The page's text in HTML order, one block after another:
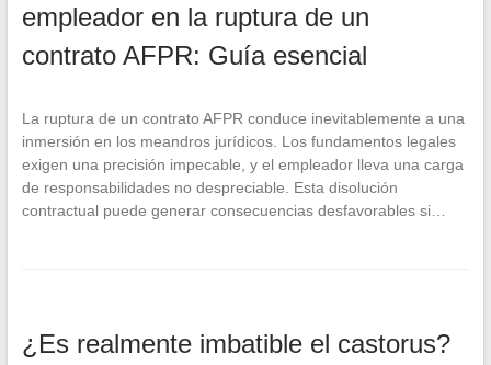
empleador en la ruptura de un
contrato AFPR: Guía esencial
La ruptura de un contrato AFPR conduce inevitablemente a una
inmersión en los meandros jurídicos. Los fundamentos legales
exigen una precisión impecable, y el empleador lleva una carga
de responsabilidades no despreciable. Esta disolución
contractual puede generar consecuencias desfavorables si…
¿Es realmente imbatible el castorus?